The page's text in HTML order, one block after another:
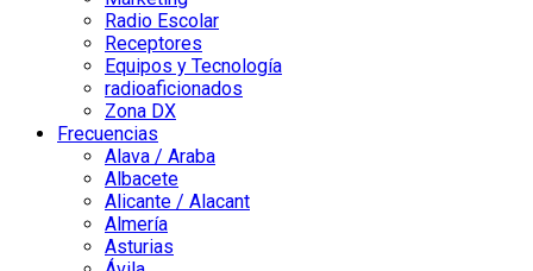
Radio Escolar
Receptores
Equipos y Tecnología
radioaficionados
Zona DX
Frecuencias
Alava / Araba
Albacete
Alicante / Alacant
Almería
Asturias